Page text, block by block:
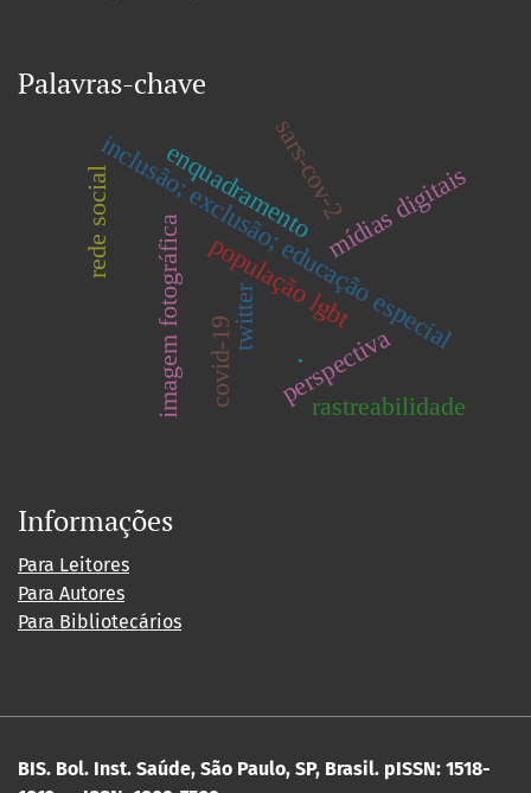
Palavras-chave
.
população lgbt
inclusão; exclusão; educação especial
twitter
mídias digitais
enquadramento
perspectiva
imagem fotográfica
rede social
rastreabilidade
sars-cov-2
covid-19
Informações
Para Leitores
Para Autores
Para Bibliotecários
BIS. Bol. Inst. Saúde, São Paulo, SP, Brasil. pISSN: 1518-